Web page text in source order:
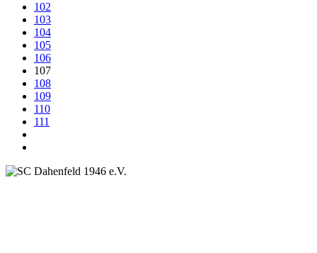
102
103
104
105
106
107
108
109
110
111